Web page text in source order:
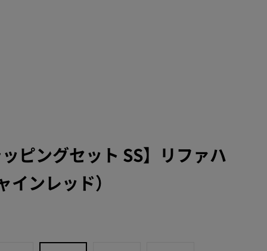
ピングセット SS】リファハ
インレッド）